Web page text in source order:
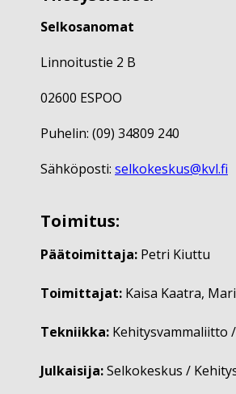
Selkosanomat
Linnoitustie 2 B
02600 ESPOO
Puhelin: (09) 34809 240
Sähköposti: selkokeskus@kvl.fi
Toimitus:
Päätoimittaja: Petri Kiuttu
Toimittajat: Kaisa Kaatra,
Tekniikka: Kehitysvammaliitto
Julkaisija:Selkokeskus /